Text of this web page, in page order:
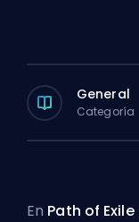
General
Categoría
En Path of Exile